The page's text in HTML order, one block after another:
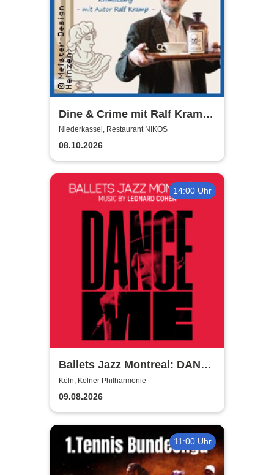
Dine & Crime mit Ralf Kramp |
Unterhaltsame Krimi-Lesung
Niederkassel, Restaurant NIKOS
08.10.2026
14:00 Uhr
Ballets Jazz Montreal: DANCE
ME
Köln, Kölner Philharmonie
09.08.2026
11:00 Uhr